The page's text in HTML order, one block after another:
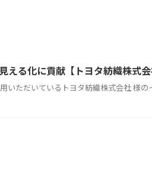
る化に貢献【トヨタ紡織株式会
ただいているトヨタ紡織株式会社 様